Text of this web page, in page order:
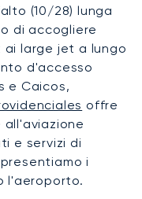
(10/28) lunga
di accogliere
large jet a lungo
d'accesso
e Caicos,
offre
e servizi di
i
l'aeroporto.